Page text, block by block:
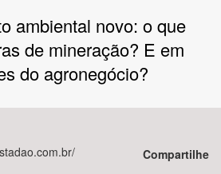
ambiental novo: o que
de mineração? E em
do agronegócio?
Compartilhe